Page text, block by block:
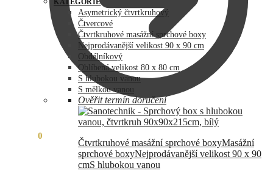
0
73
990,00 Kč.
60
890,00 Kč.
KATEGORIE
Asymetrický čtvrtkruhový
Čtvercové
Čtvrtkruhové masážní sprchové boxy
Nejprodávanější velikost 90 x 90 cm
Obdélníkový
Oblíbená velikost 80 x 80 cm
S hlubokou vanou
S mělkou vanou
Ověřit termín doručení
Čtvrtkruhové masážní sprchové boxyMasážní
sprchové boxyNejprodávanější velikost 90 x 90
cmS hlubokou vanou